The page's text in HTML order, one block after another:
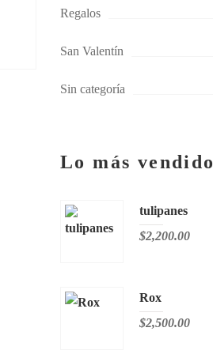
Regalos
San Valentín
Sin categoría
Lo más vendido
tulipanes
$2,200.00
Rox
$2,500.00